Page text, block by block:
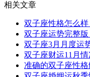
相关文章
双子座性格怎么
双子座运势完整
双子座3月月度运
双子座财运11月情
准确的双子座性